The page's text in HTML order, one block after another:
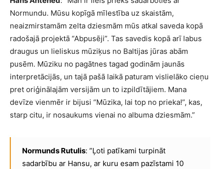
Normundu. Mūsu kopīgā mīlestība uz skaistām,
neaizmirstamām zelta dziesmām mūs atkal saveda kopā
radošajā projektā “Abpusēji”. Tas savedis kopā arī labus
draugus un lieliskus mūziķus no Baltijas jūras abām
pusēm. Mūziku no pagātnes tagad godinām jaunās
interpretācijās, un tajā pašā laikā paturam vislielāko cieņu
pret oriģinālajām versijām un to izpildītājiem. Mana
devīze vienmēr ir bijusi “Mūzika, lai top no prieka!”, kas,
starp citu, ir nosaukums vienai no albuma dziesmām.”
Normunds Rutulis: ”Ļoti patīkami turpināt
sadarbību ar Hansu, ar kuru esam pazīstami 10